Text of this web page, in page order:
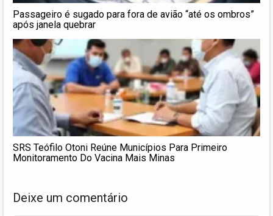
Passageiro é sugado para fora de avião “até os ombros”
após janela quebrar
SRS Teófilo Otoni Reúne Municípios Para Primeiro
Monitoramento Do Vacina Mais Minas
Deixe um comentário